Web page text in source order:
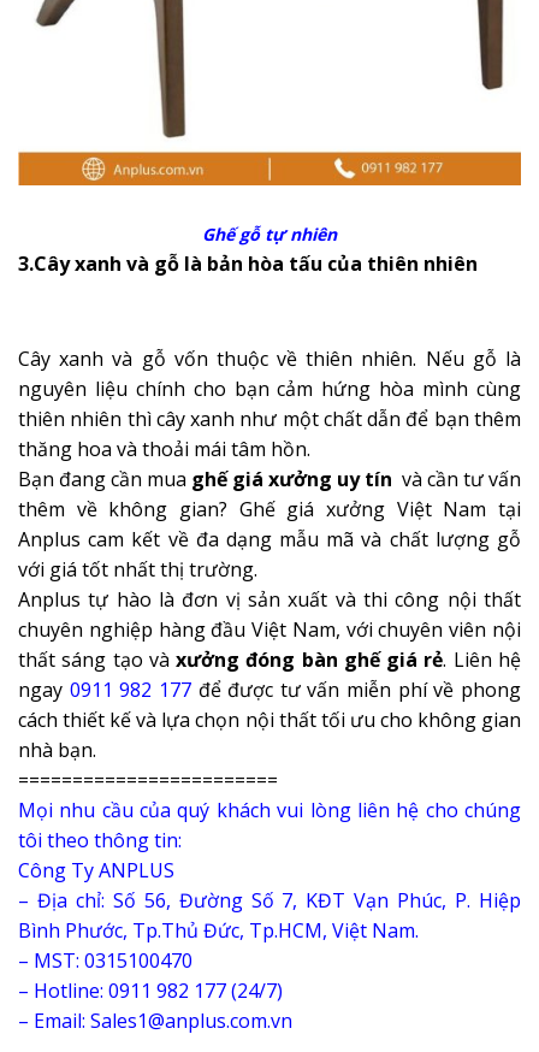
Ghế gỗ tự nhiên
3.Cây xanh và gỗ là bản hòa tấu của thiên nhiên
Cây xanh và gỗ vốn thuộc về thiên nhiên. Nếu gỗ là
nguyên liệu chính cho bạn cảm hứng hòa mình cùng
thiên nhiên thì cây xanh như một chất dẫn để bạn thêm
thăng hoa và thoải mái tâm hồn.
Bạn đang cần mua ghế giá xưởng uy tín và cần tư vấn
thêm về không gian? Ghế giá xưởng Việt Nam tại
Anplus cam kết về đa dạng mẫu mã và chất lượng gỗ
với giá tốt nhất thị trường.
Anplus tự hào là đơn vị sản xuất và thi công nội thất
chuyên nghiệp hàng đầu Việt Nam, với chuyên viên nội
thất sáng tạo vàxưởng đóng bàn ghế giá rẻ. Liên hệ
ngay 0911 982 177để được tư vấn miễn phí về phong
cách thiết kế và lựa chọn nội thất tối ưu cho không gian
nhà bạn.
========================
Mọi nhu cầu của quý khách vui lòng liên hệ cho chúng
tôi theo thông tin:
Công Ty ANPLUS
– Địa chỉ: Số 56, Đường Số 7, KĐT Vạn Phúc, P. Hiệp
Bình Phước, Tp.Thủ Đức, Tp.HCM, Việt Nam.
– MST: 0315100470
– Hotline: 0911 982 177 (24/7)
– Email: Sales1@anplus.com.vn